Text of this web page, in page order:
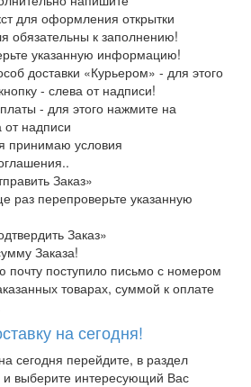
для оформления открытки
обязательны к заполнению!
указанную информацию!
доставки «Курьером» - для этого
- слева от надписи!
- для этого нажмите на
от надписи
я принимаю условия
Заказ»
раз перепроверьте указанную
Заказ»
Заказа!
почту поступило письмо с номером
товарах, суммой к оплате
на сегодня!
сегодня перейдите, в раздел
и выберите интересующий Вас